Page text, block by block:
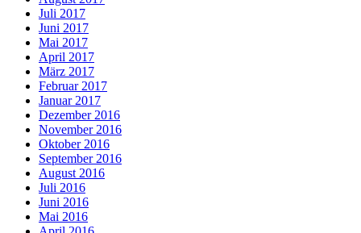
Juli 2017
Juni 2017
Mai 2017
April 2017
März 2017
Februar 2017
Januar 2017
Dezember 2016
November 2016
Oktober 2016
September 2016
August 2016
Juli 2016
Juni 2016
Mai 2016